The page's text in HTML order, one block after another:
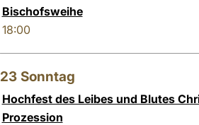
Bischofsweihe
18:00
23 Sonntag
Hochfest des Leibes und Blutes
Prozession